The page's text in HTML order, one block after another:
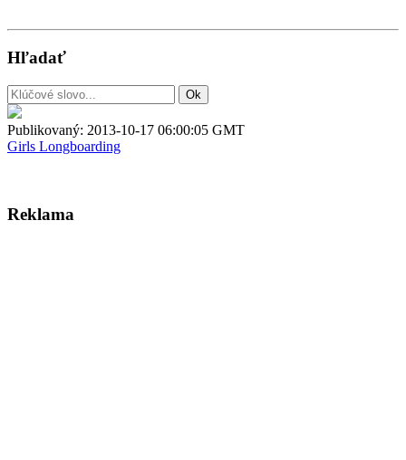
Hľadať
Publikovaný: 2013-10-17 06:00:05 GMT
Girls Longboarding
Reklama